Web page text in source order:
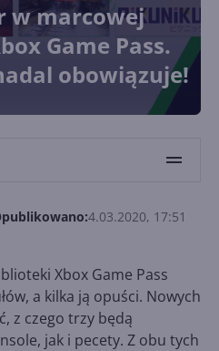
w marcowej
Game Pass.
obowiązuje!
4.03.2020, 17:51
Xbox Game Pass
a kilka ją opuści. Nowych
z czego trzy będą
jak i pecety. Z obu tych